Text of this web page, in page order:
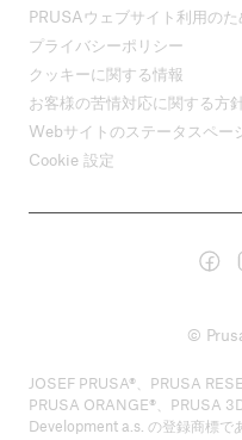
PRUSAウェブサイト利用の
プライバシーポリシー
クッキーに関する情報
お客様の苦情対応に関する方
Webサイトのステータスペー
Cookie 設定
©
JOSEF PRUSA®、PRUSA
PRUSA ORANGE®、PRUSA
Development a.s. の登録商標で